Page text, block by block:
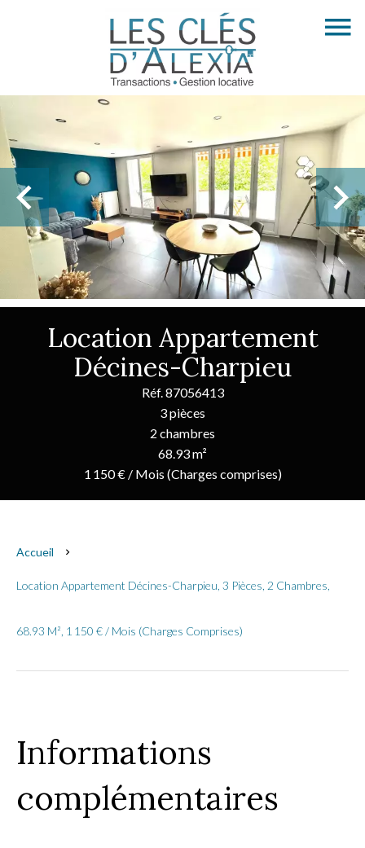
Location Appartement
Décines-Charpieu
Réf. 87056413
3 pièces
2 chambres
68.93 m²
1 150 € / Mois (Charges comprises)
Accueil
Location Appartement Décines-Charpieu, 3 Pièces, 2 Chambres,
68.93 M², 1 150 € / Mois (Charges Comprises)
Informations
complémentaires